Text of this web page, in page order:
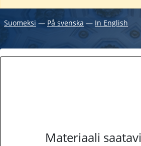
Suomeksi ― På svenska ― In English
Materiaali